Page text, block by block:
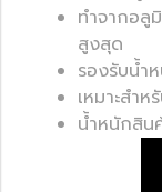
ทำจากอลู
สูงสุด
รองรับน้ำ
เหมาะสำ
น้ำหนักสิน